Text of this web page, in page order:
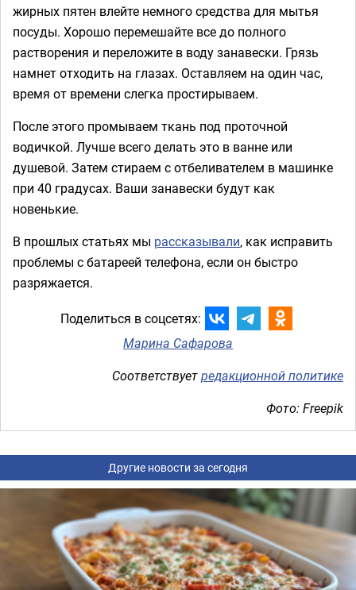
жирных пятен влейте немного средства для мытья
посуды. Хорошо перемешайте все до полного
растворения и переложите в воду занавески. Грязь
намнет отходить на глазах. Оставляем на один час,
время от времени слегка простирываем.
После этого промываем ткань под проточной
водичкой. Лучше всего делать это в ванне или
душевой. Затем стираем с отбеливателем в машинке
при 40 градусах. Ваши занавески будут как
новенькие.
В прошлых статьях мы рассказывали, как исправить
проблемы с батареей телефона, если он быстро
разряжается.
Поделиться в соцсетях:
Марина Сафарова
Соответствуетредакционной политике
Фото: Freepik
Другие новости за сегодня